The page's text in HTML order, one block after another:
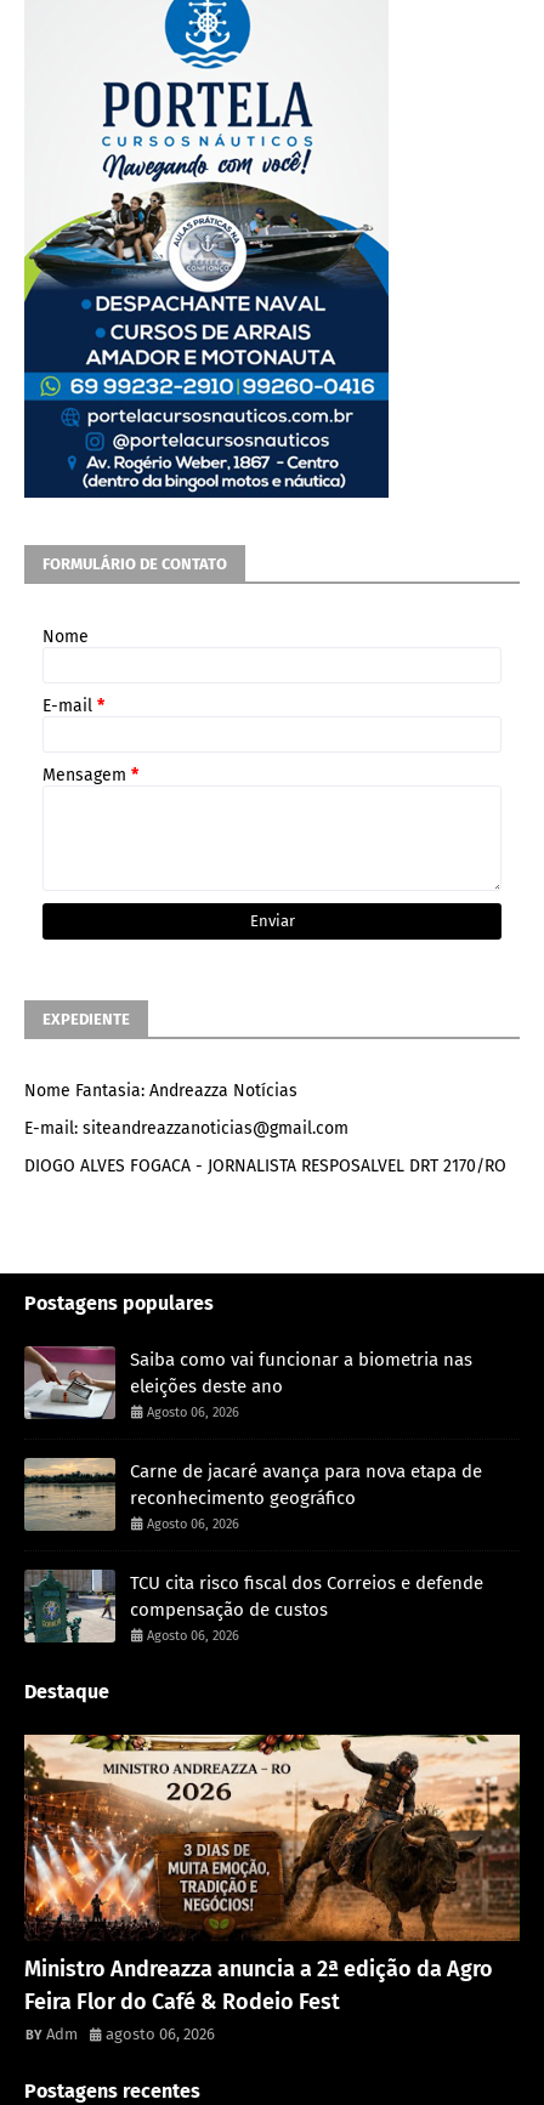
FORMULÁRIO DE CONTATO
Nome
E-mail *
Mensagem *
EXPEDIENTE
Nome Fantasia: Andreazza Notícias
E-mail: siteandreazzanoticias@gmail.com
DIOGO ALVES FOGACA - JORNALISTA RESPOSALVEL DRT 2170/RO
Postagens populares
Saiba como vai funcionar a biometria nas
eleições deste ano
Agosto 06, 2026
Carne de jacaré avança para nova etapa de
reconhecimento geográfico
Agosto 06, 2026
TCU cita risco fiscal dos Correios e defende
compensação de custos
Agosto 06, 2026
Destaque
Ministro Andreazza anuncia a 2ª edição da Agro
Feira Flor do Café & Rodeio Fest
Adm agosto 06, 2026
Postagens recentes